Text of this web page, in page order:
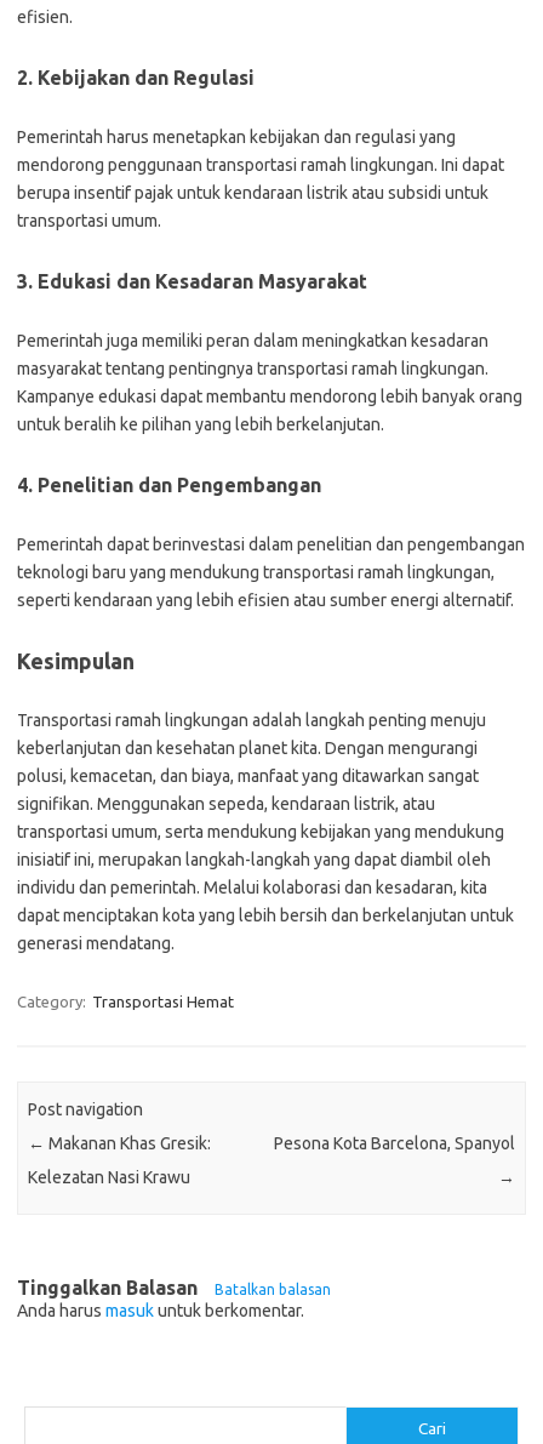
efisien.
2. Kebijakan dan Regulasi
Pemerintah harus menetapkan kebijakan dan regulasi yang
mendorong penggunaan transportasi ramah lingkungan. Ini dapat
berupa insentif pajak untuk kendaraan listrik atau subsidi untuk
transportasi umum.
3. Edukasi dan Kesadaran Masyarakat
Pemerintah juga memiliki peran dalam meningkatkan kesadaran
masyarakat tentang pentingnya transportasi ramah lingkungan.
Kampanye edukasi dapat membantu mendorong lebih banyak orang
untuk beralih ke pilihan yang lebih berkelanjutan.
4. Penelitian dan Pengembangan
Pemerintah dapat berinvestasi dalam penelitian dan pengembangan
teknologi baru yang mendukung transportasi ramah lingkungan,
seperti kendaraan yang lebih efisien atau sumber energi alternatif.
Kesimpulan
Transportasi ramah lingkungan adalah langkah penting menuju
keberlanjutan dan kesehatan planet kita. Dengan mengurangi
polusi, kemacetan, dan biaya, manfaat yang ditawarkan sangat
signifikan. Menggunakan sepeda, kendaraan listrik, atau
transportasi umum, serta mendukung kebijakan yang mendukung
inisiatif ini, merupakan langkah-langkah yang dapat diambil oleh
individu dan pemerintah. Melalui kolaborasi dan kesadaran, kita
dapat menciptakan kota yang lebih bersih dan berkelanjutan untuk
generasi mendatang.
Category: Transportasi Hemat
Post navigation
← Makanan Khas Gresik:
Kelezatan Nasi Krawu
Pesona Kota Barcelona, Spanyol
→
Tinggalkan Balasan Batalkan balasan
Anda harus masukuntuk berkomentar.
Cari